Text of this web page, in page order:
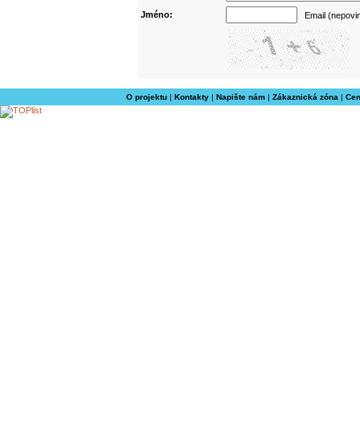
Jméno: Email
O projektu| Kontakty| Napište nám| Zákaznická zóna |